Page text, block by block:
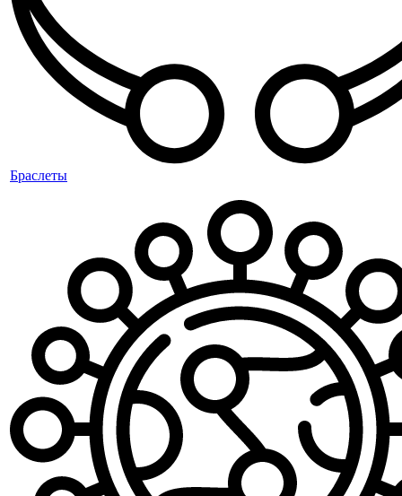
Браслеты